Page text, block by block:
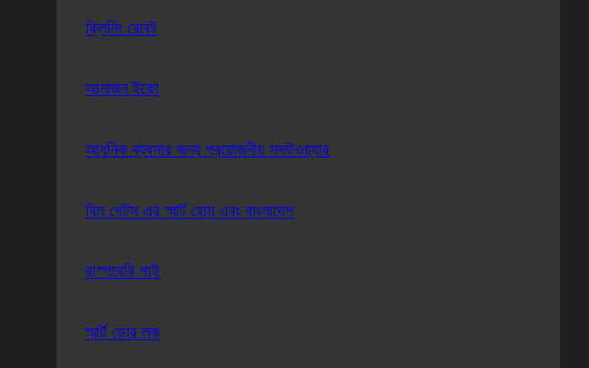
ক্লিনিং রোবট
আমাজন ইকো
আধুনিক ব্যবসার জন্য প্রয়োজনীয় সফটওয়্যার
বিল গেটস এর স্মার্ট হোম এবং বাংলাদেশ
রাস্পবেরি পাই
স্মার্ট ডোর লক